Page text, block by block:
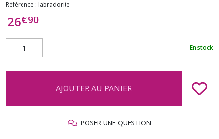
Référence : labradorite
26€90
En stock
AJOUTER AU PANIER
POSER UNE QUESTION